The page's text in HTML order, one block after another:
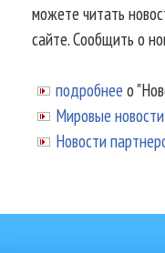
можете читать
сайте. Сообщить о
подробнее о
Мировые новости
Новости